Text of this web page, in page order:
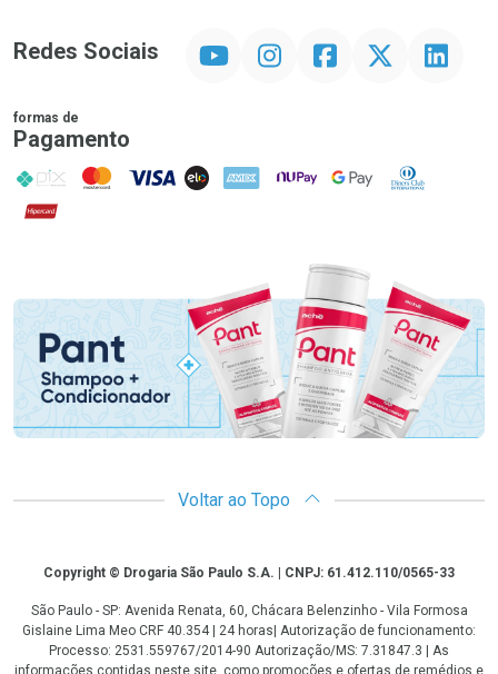
Redes Sociais InstagramFacebook Linkedin
formas de
Pagamento
PIX MasterCard
VISA ELO AMEX NuPay Google PayDiners Club
Hipercard
Promoção em Destaque
Voltar ao Topo
CopyrightCopyright © Drogaria São Paulo S.A. | CNPJ: 61.412.110/0565-33
São Paulo - SP: Avenida Renata, 60, Chácara Belenzinho - Vila Formosa
Gislaine Lima Meo CRF 40.354 | 24 horas| Autorização de funcionamento:
Processo: 2531.559767/2014-90 Autorização/MS: 7.31847.3 | As
informações contidas neste site, como promoções e ofertas de remédios e